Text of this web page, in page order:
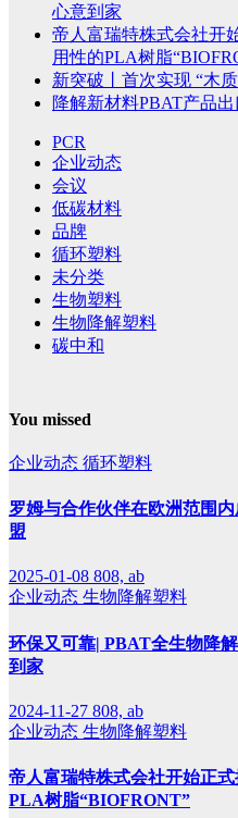
心意到家
帝人富瑞特株式会社开
用性的PLA树脂
新突破丨首次实现 “木
降解新材料PBAT产品
PCR
企业动态
会议
低碳材料
品牌
循环塑料
未分类
生物塑料
生物降解塑料
碳中和
You missed
企业动态 循环塑料
罗姆与合作伙伴在欧洲范围
盟
2025-01-08 808, ab
企业动态 生物降解塑料
环保又可靠| PBAT全生物降
到家
2024-11-27 808, ab
企业动态 生物降解塑料
帝人富瑞特株式会社开始正
PLA树脂“BIOFRONT”